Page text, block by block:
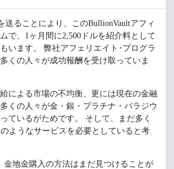
送ることにより、このBullionVaultアフィ
で、1ヶ月間に2,500ドルを紹介料として
います。 弊社アフェリエイト･プログラ
くの人々が成功報酬を受け取っていま
による市場の不均衡、更には現在の金融
くの人々が金・銀・プラチナ・パラジウ
ているがためです。 そして、まだ多く
ようなサービスを必要としていると考
金地金購入の方法はまだ見つけることが